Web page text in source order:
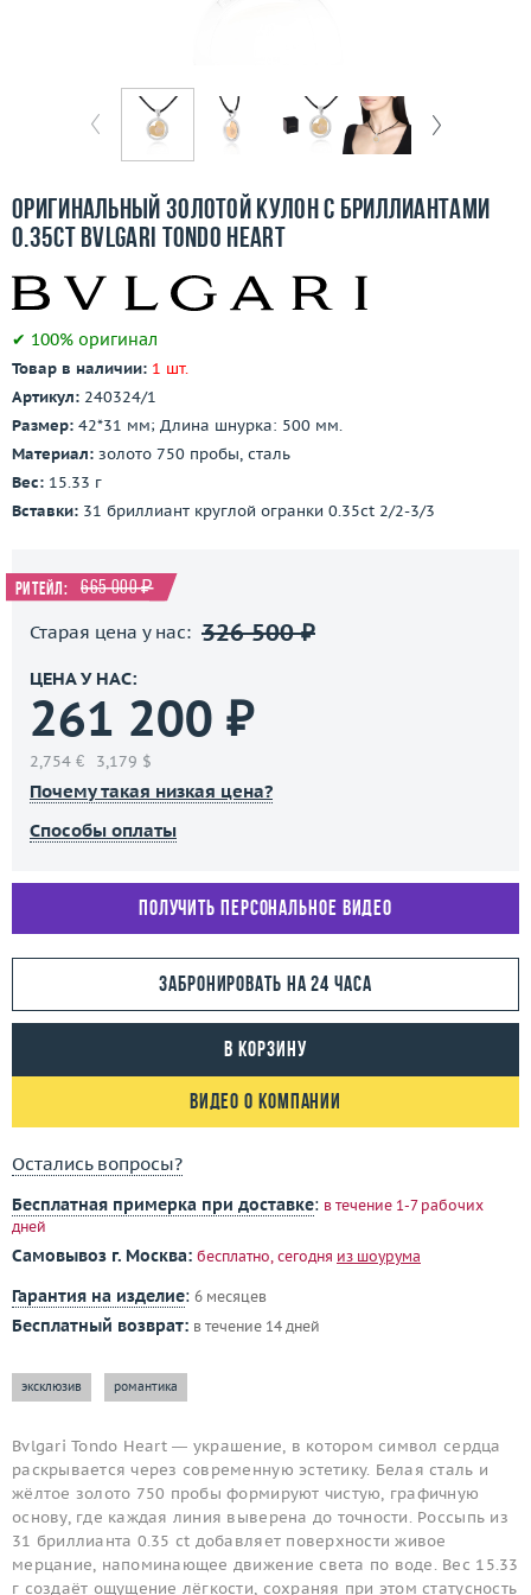
О компании
Контакты
3D-тур по шоуруму
Оригинальный золотой кулон с бриллиантами
0.35ct Bvlgari Tondo Heart
✔ 100% оригинал
Товар в наличии: 1 шт.
Артикул: 240324/1
Размер: 42*31 мм; Длина шнурка: 500 мм.
Материал: золото 750 пробы, сталь
Вес: 15.33 г
Вставки: 31 бриллиант круглой огранки 0.35ct 2/2-3/3
Ритейл: 665 000 ₽
Старая цена у нас: 326 500 ₽
ЦЕНА У НАС:
261 200 ₽
2,754 € 3,179 $
Почему такая низкая цена?
Способы оплаты
Получить персональное видео
Забронировать на 24 часа
В корзину
Видео о компании
Остались вопросы?
Бесплатная примерка при доставке: в течение 1-7 рабочих
дней
Самовывоз г. Москва: бесплатно, сегодня из шоурума
Гарантия на изделие: 6 месяцев
Бесплатный возврат: в течение 14 дней
эксклюзив романтика
Bvlgari Tondo Heart — украшение, в котором символ сердца
раскрывается через современную эстетику. Белая сталь и
жёлтое золото 750 пробы формируют чистую, графичную
основу, где каждая линия выверена до точности. Россыпь из
31 бриллианта 0.35 ct добавляет поверхности живое
мерцание, напоминающее движение света по воде. Вес 15.33
г создаёт ощущение лёгкости, сохраняя при этом статусность